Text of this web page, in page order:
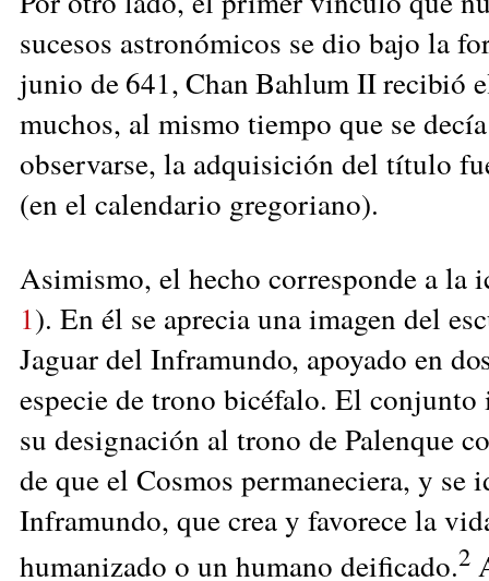
sucesos astronómicos se dio bajo la
junio de 641, Chan Bahlum II recibió
muchos, al mismo tiempo que se
observarse, la adquisición del título
(en el calendario gregoriano).
Asimismo, el hecho corresponde a la
1). En él se aprecia una imagen del
Jaguar del Inframundo, apoyado en
especie de trono bicéfalo. El
su designación al trono de Palenque
de que el Cosmos permaneciera, y
Inframundo, que crea y favorece la
humanizado o un humano deificado.2